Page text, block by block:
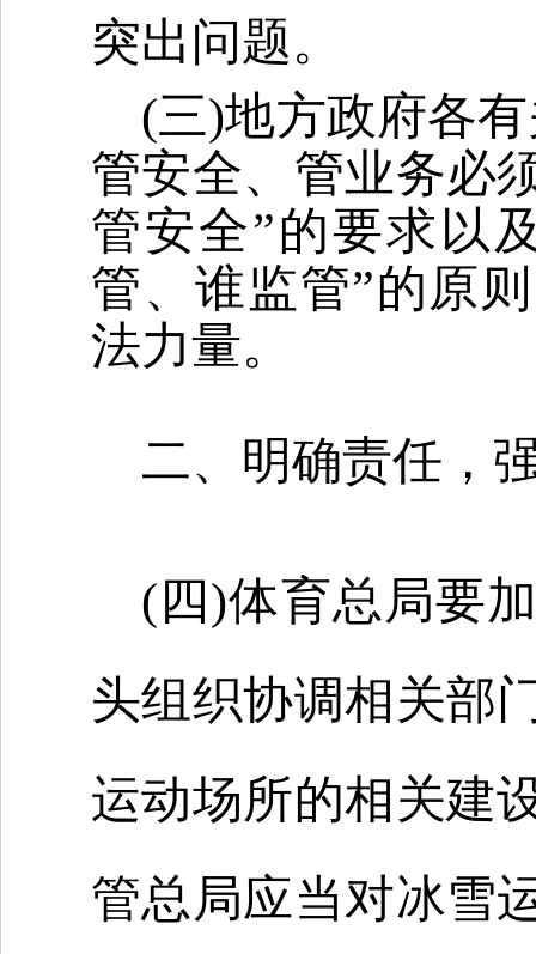
突出问题。
(三)地方政府各
管安全、管业务必
管安全”的要求以
管、谁监管”的原
法力量。
二、明确责任，
(四)体育总局要
头组织协调相关部
运动场所的相关建
管总局应当对冰雪